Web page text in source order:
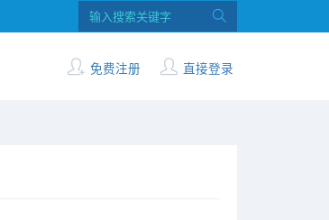
免费注册 直接登录